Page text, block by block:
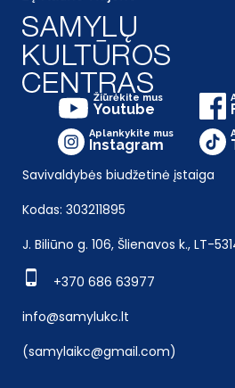
Žiūrėkite mus
Youtube
Aplankykite mus
Instagram
Savivaldybės biudžetinė įstaiga
Kodas: 303211895
J. Biliūno g. 106, Šlienavos k., LT-
+370 686 63977
info@samylukc.lt
(samylaikc@gmail.com)